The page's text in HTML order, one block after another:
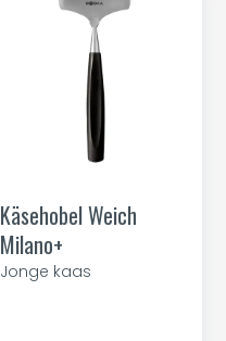
Käsehobel Weich
Milano+
Jonge kaas